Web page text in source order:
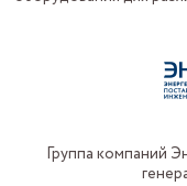
Группа компаний